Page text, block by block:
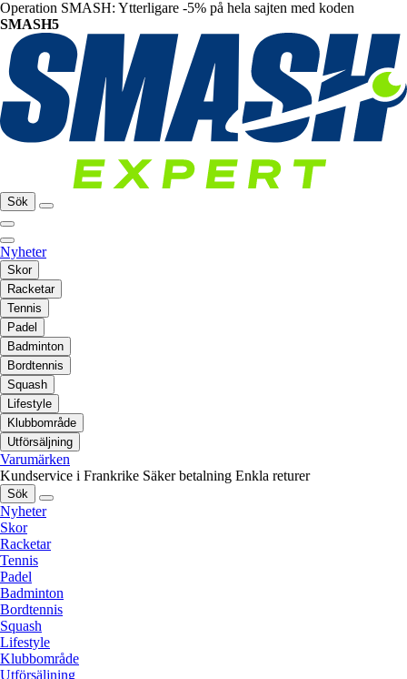
Operation SMASH: Ytterligare -5% på hela sajten med koden
SMASH5
Sök
Nyheter
Skor
Racketar
Tennis
Padel
Badminton
Bordtennis
Squash
Lifestyle
Klubbområde
Utförsäljning
Varumärken
Kundservice i Frankrike Säker betalning Enkla returer
Sök
Nyheter
Skor
Racketar
Tennis
Padel
Badminton
Bordtennis
Squash
Lifestyle
Klubbområde
Utförsäljning